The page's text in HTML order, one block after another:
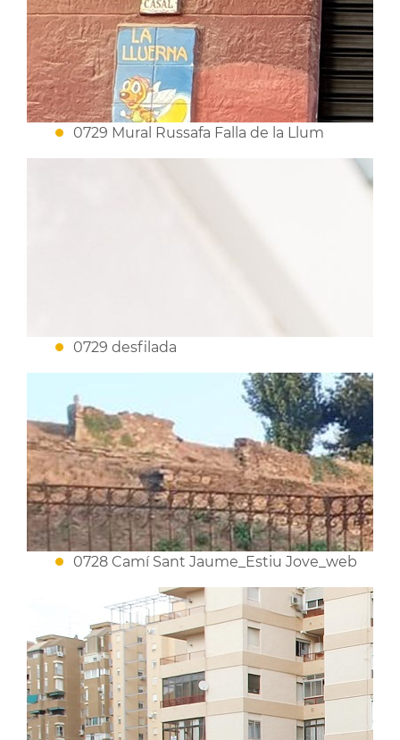
0729 Mural Russafa Falla de la Llum
0729 desfilada
0728 Camí Sant Jaume_Estiu Jove_web